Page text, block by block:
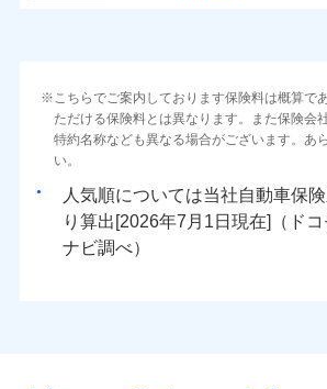
こちらでご案内しております保険料は概算で
ただける保険料とは異なります。また保険会
特約名称なども異なる場合がございます。あ
い。
人気順については当社
り算出[
年 月
日現在]（ド
ナビ調べ）